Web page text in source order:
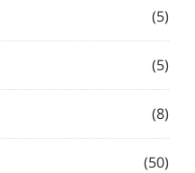
(5)
(5)
(8)
(50)